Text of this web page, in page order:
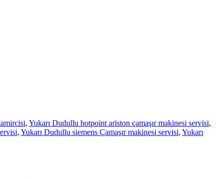
, Yukarı Dudullu hotpoint ariston çamaşır makinesi servisi,
, Yukarı Dudullu siemens Çamaşır makinesi servisi, Yukarı